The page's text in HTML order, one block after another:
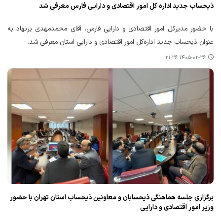
ذیحساب جدید اداره کل امور اقتصادی و دارایی فارس معرفی شد
با حضور مدیرکل امور اقتصادی و دارایی فارس، آقای محمدمهدی برنهاد به
عنوان ذیحساب جدید اداره‌کل امور اقتصادی و دارایی استان معرفی شد.
۱۴۰۵-۰۲-۲۶ ۲۱:۲۶
برگزاری جلسه هماهنگی ذیحسابان و معاونین ذیحساب استان تهران با حضور
وزیر امور اقتصادی و دارایی